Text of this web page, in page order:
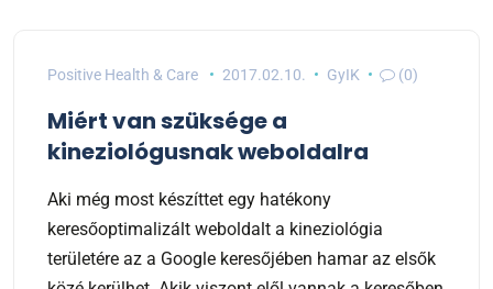
Positive Health & Care 2017.02.10. GyIK (0)
Miért van szüksége a
kineziológusnak weboldalra
Aki még most készíttet egy hatékony
keresőoptimalizált weboldalt a kineziológia
területére az a Google keresőjében hamar az elsők